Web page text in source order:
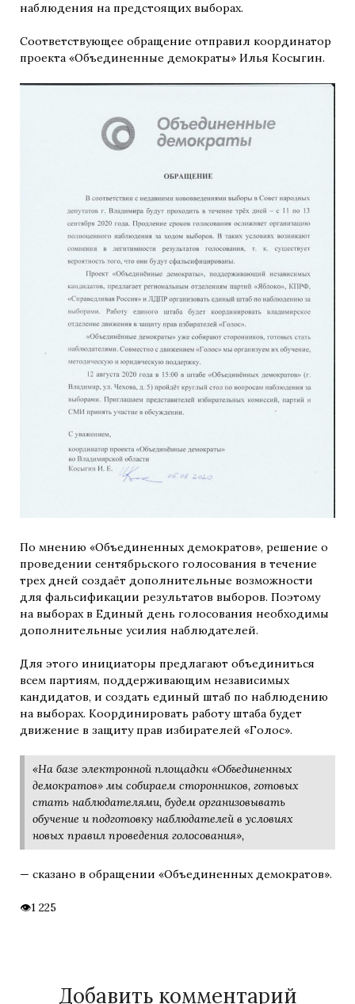
наблюдения на предстоящих выборах.
Соответствующее обращение отправил координатор
проекта «Объединенные демократы» Илья Косыгин.
По мнению «Объединенных демократов», решение о
проведении сентябрьского голосования в течение
трех дней создаёт дополнительные возможности
для фальсификации результатов выборов. Поэтому
на выборах в Единый день голосования необходимы
дополнительные усилия наблюдателей.
Для этого инициаторы предлагают объединиться
всем партиям, поддерживающим независимых
кандидатов, и создать единый штаб по наблюдению
на выборах. Координировать работу штаба будет
движение в защиту прав избирателей «Голос».
«На базе электронной площадки «Объединенных
демократов» мы собираем сторонников, готовых
стать наблюдателями, будем организовывать
обучение и подготовку наблюдателей в условиях
новых правил проведения голосования»,
— сказано в обращении «Объединенных демократов».
1 225
Добавить комментарий